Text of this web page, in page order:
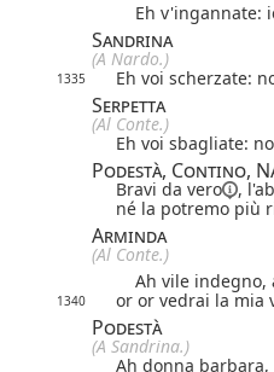
Eh v'ingannate:
Sandrina
(A Nardo.)
1335 Eh voi scherzate:
Serpetta
(Al Conte.)
Eh voi sbagliate:
Podestà, Contino,
Bravi da vero
,
né la potremo più
Arminda
(Al Conte.)
Ah vile indegno,
1340 or or vedrai la mia
Podestà
(A Sandrina.)
Ah donna